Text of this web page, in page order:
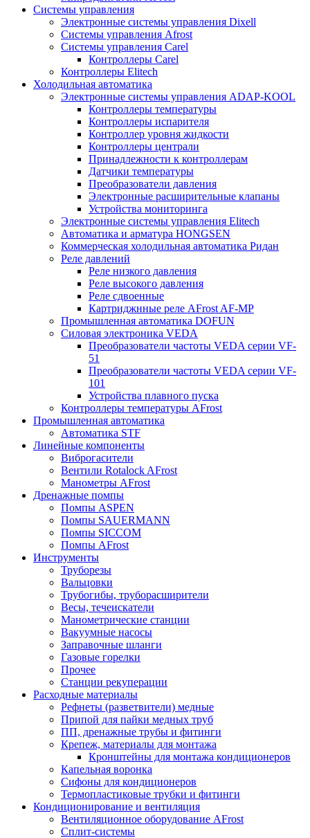
Системы управления
Электронные системы управления Dixell
Системы управления Afrost
Системы управления Carel
Контроллеры Carel
Контроллеры Elitech
Холодильная автоматика
Электронные системы управления ADAP-KOOL
Контроллеры температуры
Контроллеры испарителя
Контроллер уровня жидкости
Контроллеры централи
Принадлежности к контроллерам
Датчики температуры
Преобразователи давления
Электронные расширительные клапаны
Устройства мониторинга
Электронные системы управления Elitech
Автоматика и арматура HONGSEN
Коммерческая холодильная автоматика Ридан
Реле давлений
Реле низкого давления
Реле высокого давления
Реле сдвоенные
Картриджнные реле AFrost AF-MP
Промышленная автоматика DOFUN
Силовая электроника VEDA
Преобразователи частоты VEDA серии VF-
51
Преобразователи частоты VEDA серии VF-
101
Устройства плавного пуска
Контроллеры температуры AFrost
Промышленная автоматика
Автоматика STF
Линейные компоненты
Виброгасители
Вентили Rotalock AFrost
Манометры AFrost
Дренажные помпы
Помпы ASPEN
Помпы SAUERMANN
Помпы SICCOM
Помпы AFrost
Инструменты
Труборезы
Вальцовки
Трубогибы, труборасширители
Весы, течеискатели
Манометрические станции
Вакуумные насосы
Заправочные шланги
Газовые горелки
Прочее
Станции рекуперации
Расходные материалы
Рефнеты (разветвители) медные
Припой для пайки медных труб
ПП, дренажные трубы и фитинги
Крепеж, материалы для монтажа
Кронштейны для монтажа кондиционеров
Капельная воронка
Сифоны для кондиционеров
Термопластиковые трубки и фитинги
Кондиционирование и вентиляция
Вентиляционное оборудование AFrost
Сплит-системы